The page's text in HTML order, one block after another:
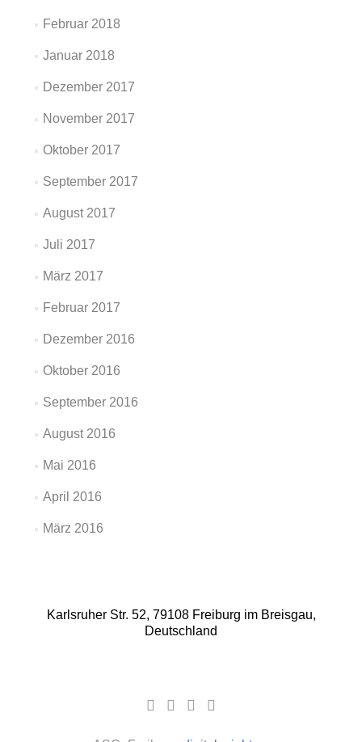
Februar 2018
Januar 2018
Dezember 2017
November 2017
Oktober 2017
September 2017
August 2017
Juli 2017
März 2017
Februar 2017
Dezember 2016
Oktober 2016
September 2016
August 2016
Mai 2016
April 2016
März 2016
Karlsruher Str. 52, 79108 Freiburg im Breisgau,
Deutschland
Facebook-
GoogleYouTube-
Instagram